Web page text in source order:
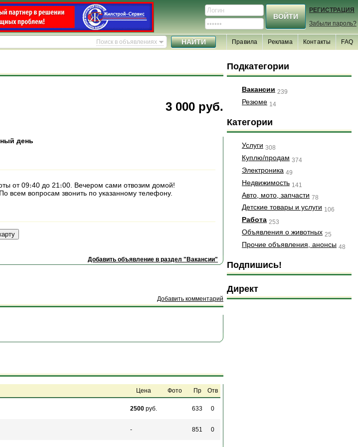
РЕГИСТРАЦИЯ
Забыли пароль?
Поиск в объявлениях FAQ
Контакты
Реклама
Правила
3 000 руб.
день
от 09։40 до 21։00. Вечером сами отвозим домой!
всем вопросам звонить по указанному телефону.
Добавить объявление в раздел "Вакансии"
Добавить комментарий
Цена Фото Пр
Отв
2500 руб. 633 0
- 851 0
Подкатегории
Вакансии 239
Резюме 14
Категории
Услуги 308
Куплю/продам 374
Электроника 49
Недвижимость 141
Авто, мото, запчасти 78
Детские товары и услуги 106
Работа 253
Объявления о животных 25
Прочие объявления, анонсы 48
Подпишись!
Директ